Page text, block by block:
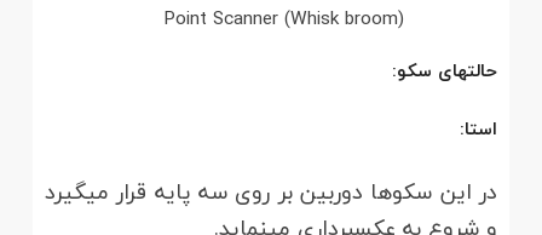
(Point Scanner (Whisk broom
حالت­های سکو:
استا:
در این سکوها دوربین بر روی سه پایه قرار می­گیرد